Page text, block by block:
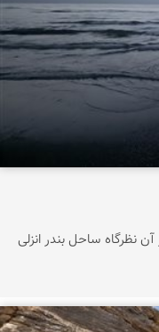
نظرگاه ساحل بندر انزلی